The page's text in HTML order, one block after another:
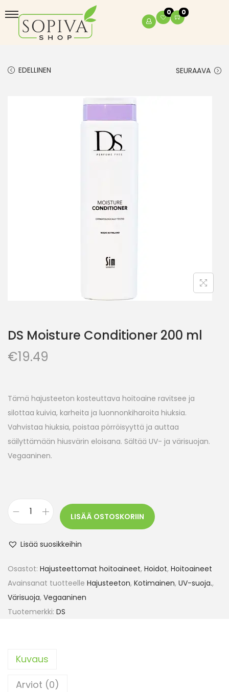
0 0
EDELLINEN SEURAAVA
DS Moisture Conditioner 200 ml
€19.49
Tämä hajusteeton kosteuttava hoitoaine ravitsee ja
silottaa kuivia, karheita ja luonnonkiharoita hiuksia.
Vahvistaa hiuksia, poistaa pörröisyyttä ja auttaa
säilyttämään hiusvärin eloisana. Sältää UV- ja värisuojan.
Vegaaninen.
LISÄÄ OSTOSKORIIN
Lisää suosikkeihin
Osastot: Hajusteettomat hoitoaineet, Hoidot, Hoitoaineet
Avainsanat tuotteelle Hajusteeton, Kotimainen, UV-suoja.,
Värisuoja, Vegaaninen
Tuotemerkki: DS
Kuvaus
Arviot (0)